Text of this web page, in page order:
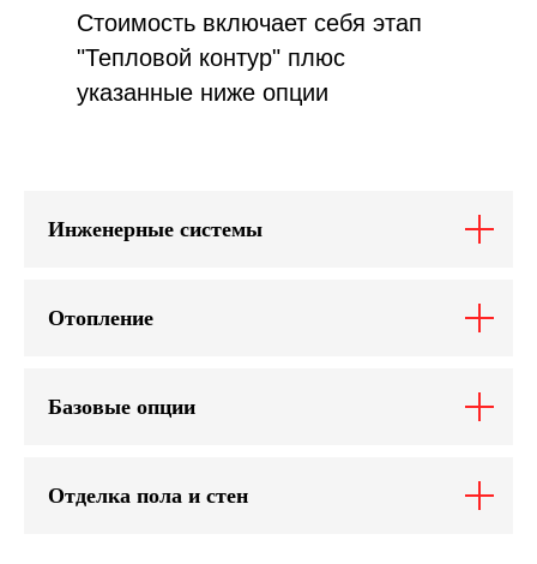
Стоимость включает себя этап
"Тепловой контур" плюс
указанные ниже опции
|
Инженерные системы
Отопление
Базовые опции
Отделка пола и стен